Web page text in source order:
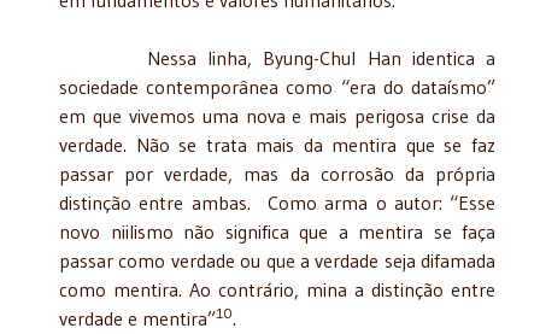
Nessa linha, Byung-Chul Han identica a
sociedade contemporânea como “era do dataísmo”
em que vivemos uma nova e mais perigosa crise da
verdade. Não se trata mais da mentira que se faz
passar por verdade, mas da corrosão da própria
distinção entre ambas. Como arma o autor: “Esse
novo niilismo não significa que a mentira se faça
passar como verdade ou que a verdade seja difamada
como mentira. Ao contrário, mina a distinção entre
verdade e mentira”10.